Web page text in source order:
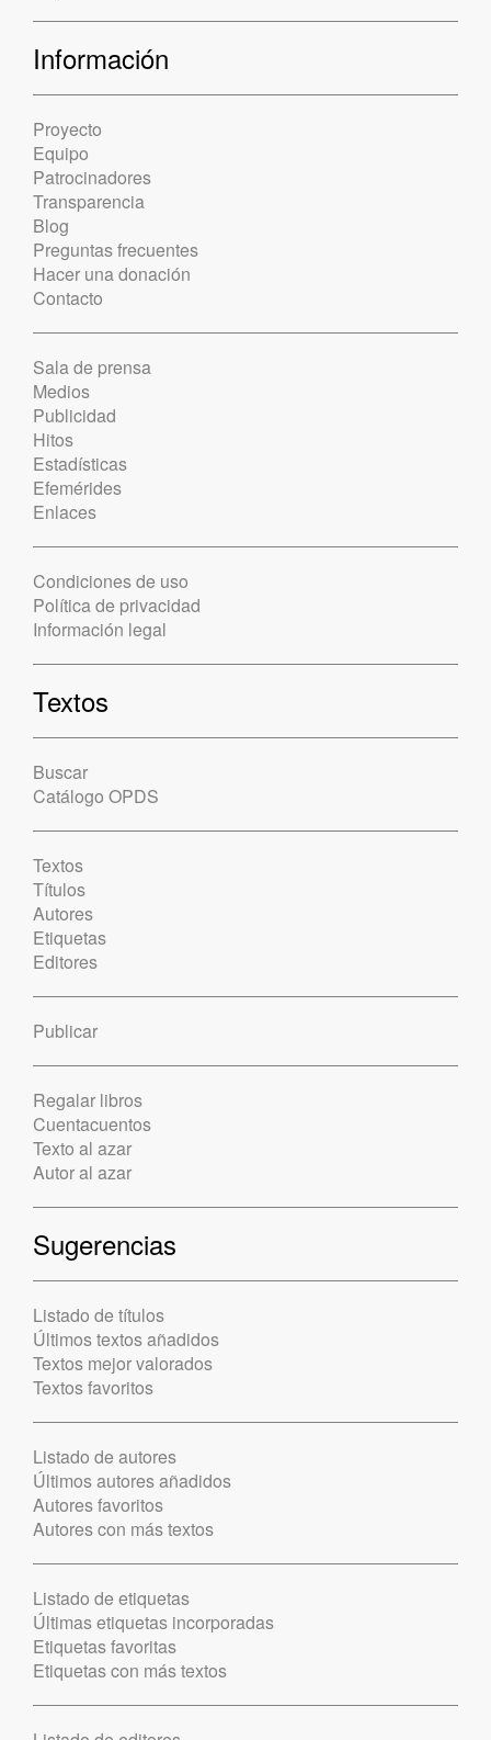
Información
Proyecto
Equipo
Patrocinadores
Transparencia
Blog
Preguntas frecuentes
Hacer una donación
Contacto
Sala de prensa
Medios
Publicidad
Hitos
Estadísticas
Efemérides
Enlaces
Condiciones de uso
Política de privacidad
Información legal
Textos
Buscar
Catálogo OPDS
Textos
Títulos
Autores
Etiquetas
Editores
Publicar
Regalar libros
Cuentacuentos
Texto al azar
Autor al azar
Sugerencias
Listado de títulos
Últimos textos añadidos
Textos mejor valorados
Textos favoritos
Listado de autores
Últimos autores añadidos
Autores favoritos
Autores con más textos
Listado de etiquetas
Últimas etiquetas incorporadas
Etiquetas favoritas
Etiquetas con más textos